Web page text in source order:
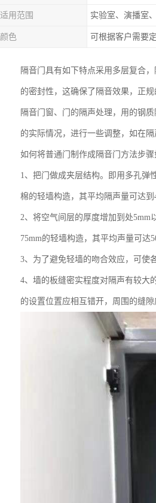
适用范围 实验室、演播室
颜色 可根据客户需要
隔音门具有如下特点采用多层复合
的密封性，这确保了隔音效果，正
隔音门窗、门的隔声处理，用的钢
的实际情况，进行一些调整，如在
如何将普通门制作成隔音门方法步骤
1、把门做成夹层结构。即用多孔弹
棉的轻墙构造，其平均隔声量可达
2、将空气间层的厚度增加到处
75mm的轻墙构造，其平均声量可
3、为了避免轻墙的吻合效应，可使
4、墙的板缝密实程度对隔声有较大
的设置位置应相互错开，周围的缝隙